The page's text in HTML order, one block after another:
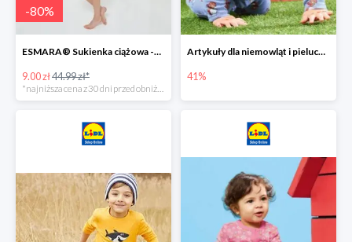
-80%
ESMARA® Sukienka ciążowa -79%
9.00 zł44.99 zł*
Artykuły dla niemowląt i pieluchy w Lidlu Online do -41%
41%